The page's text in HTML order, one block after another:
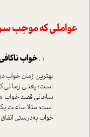
عواملی که موجب
خواب
بهترین زمان خواب
است؛ یعنی زمانی
ساعاتی قصد خواب
است؛ مثلا ساعت
خواب به‌درستی